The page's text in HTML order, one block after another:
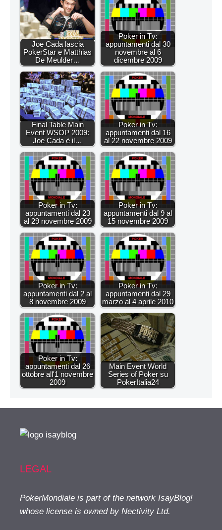
Joe Cada lascia
PokerStar e Matthias
De Meulder…
Poker in Tv:
appuntamenti dal 30
novembre al 6
dicembre 2009
Final Table Main
Event WSOP 2009:
Joe Cada è il…
Poker in Tv:
appuntamenti dal 16
al 22 novembre 2009
Poker in Tv:
appuntamenti dal 23
al 29 novembre 2009
Poker in Tv:
appuntamenti dal 9 al
15 novembre 2009
Poker in Tv:
appuntamenti dal 2 al
8 novembre 2009
Poker in Tv:
appuntamenti dal 29
marzo al 4 aprile 2010
Poker in Tv:
appuntamenti dal 26
ottobre all'1 novembre
2009
Main Event World
Series of Poker su
PokerItalia24
LEGAL
PokerMondiale is part of the network IsayBlog!
whose license is owned by Nectivity Ltd.